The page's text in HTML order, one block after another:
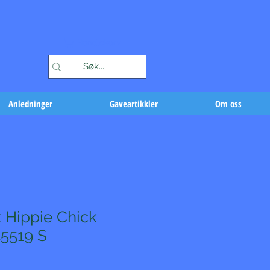
Anledninger Gaveartikkler Om oss
Chick
S